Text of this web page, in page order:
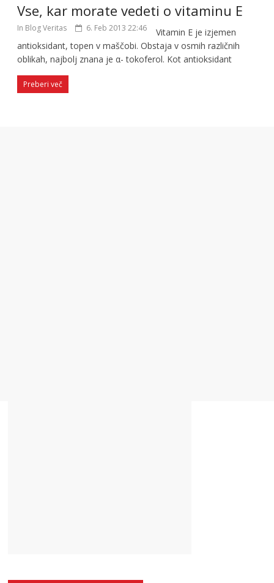
Vse, kar morate vedeti o vitaminu E
In Blog Veritas 6. Feb 2013 22:46
Vitamin E je izjemen
antioksidant, topen v maščobi. Obstaja v osmih različnih
oblikah, najbolj znana je α- tokoferol. Kot antioksidant
Preberi več